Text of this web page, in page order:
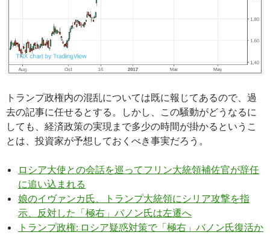
トランプ政権内の混乱については既に報じてあるので、過
去の記事に任せるとする。しかし、この騒動がどうなるに
しても、経済政策の実現まで多少の時間が掛かるというこ
とは、投資家が予想しておくべき事実だろう。
ロシア大使との会話を巡ってフリン大統領補佐官が辞任
に追い込まれる
娘のイヴァンカ氏、トランプ大統領にシリア攻撃を指
示、反対した「極右」バノン氏は左遷へ
トランプ政権: ロシア疑惑対策で「極右」バノン氏復活か